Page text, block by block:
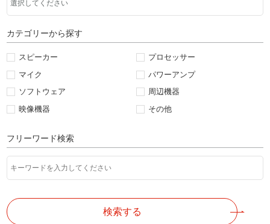
カテゴリーから探す
スピーカー
プロセッサー
マイク
パワーアンプ
ソフトウェア
周辺機器
映像機器
その他
フリーワード検索
検索する